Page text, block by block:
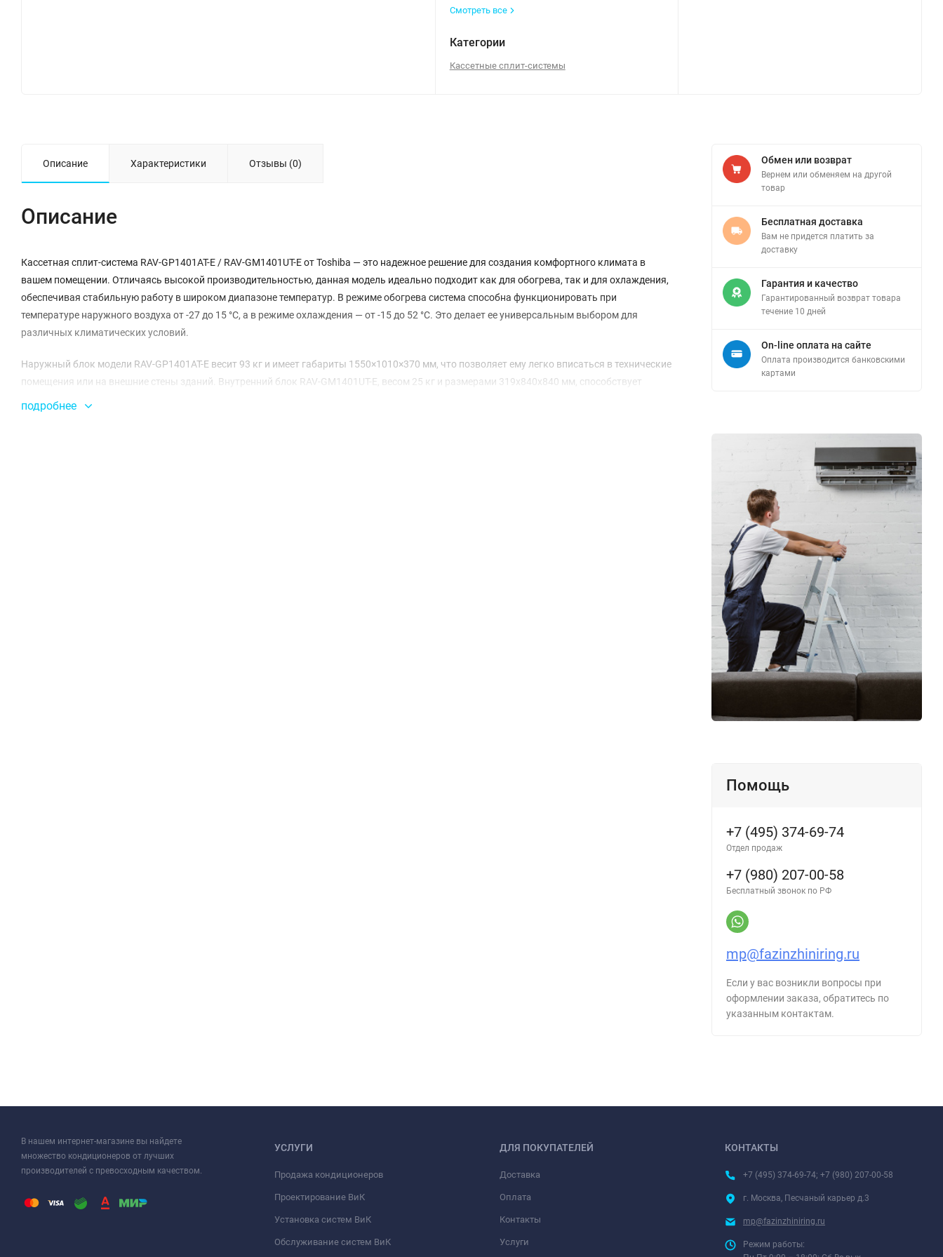
Смотреть все
Категории
Кассетные сплит-системы
Описание Характеристики Отзывы (0)
Описание
Кассетная сплит-система RAV-GP1401AT-E / RAV-GM1401UT-E от Toshiba — это надежное решение для создания комфортного климата в
вашем помещении. Отличаясь высокой производительностью, данная модель идеально подходит как для обогрева, так и для охлаждения,
обеспечивая стабильную работу в широком диапазоне температур. В режиме обогрева система способна функционировать при
температуре наружного воздуха от -27 до 15 °C, а в режиме охлаждения — от -15 до 52 °C. Это делает ее универсальным выбором для
различных климатических условий.
Наружный блок модели RAV-GP1401AT-E весит 93 кг и имеет габариты 1550×1010×370 мм, что позволяет ему легко вписаться в технические
помещения или на внешние стены зданий. Внутренний блок RAV-GM1401UT-E, весом 25 кг и размерами 319x840x840 мм, способствует
эстетичному дизайну интерьеров благодаря своей компактной конструкции.
подробнее
Обмен или возврат
Вернем или обменяем на другой
товар
Бесплатная доставка
Вам не придется платить за
доставку
Гарантия и качество
Гарантированный возврат товара
течение 10 дней
On-line оплата на сайте
Оплата производится банковскими
картами
Помощь
+7 (495) 374-69-74
Отдел продаж
+7 (980) 207-00-58
Бесплатный звонок по РФ
mp@fazinzhiniring.ru
Если у вас возникли вопросы при
оформлении заказа, обратитесь по
указанным контактам.
В нашем интернет-магазине вы найдете
множество кондиционеров от лучших
производителей с превосходным качеством.
УСЛУГИ
Продажа кондиционеров
Проектирование ВиК
Установка систем ВиК
Обслуживание систем ВиК
ДЛЯ ПОКУПАТЕЛЕЙ
Доставка
Оплата
Контакты
Услуги
КОНТАКТЫ
+7 (495) 374-69-74; +7 (980) 207-00-58
г. Москва, Песчаный карьер д.3
mp@fazinzhiniring.ru
Режим работы: